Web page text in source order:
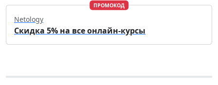
ПРОМОКОД
Netology
Скидка 5% на все онлайн-курсы